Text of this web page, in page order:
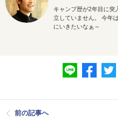
キャンプ歴が2年目に突
立していません。 今年
にいきたいなぁ～
前の記事へ